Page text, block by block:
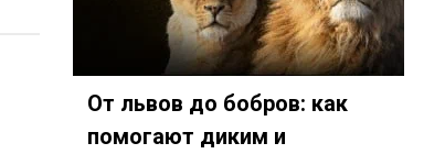
От львов до бобров: как
помогают диким и